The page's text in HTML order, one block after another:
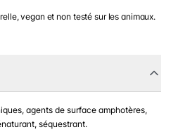
vegan et non testé sur les animaux.
agents de surface amphotères,
séquestrant.